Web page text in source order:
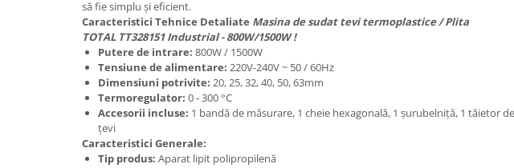
să fie simplu și eficient.
Caracteristici Tehnice Detaliate Masina de sudat tevi termoplastice / Plita
TOTAL TT328151 Industrial - 800W/1500W !
Putere de intrare: 800W / 1500W
Tensiune de alimentare: 220V-240V ~ 50 / 60Hz
Dimensiuni potrivite: 20, 25, 32, 40, 50, 63mm
Termoregulator: 0 - 300 °C
Accesorii incluse: 1 bandă de măsurare, 1 cheie hexagonală, 1 șurubelniță, 1 tăietor de
țevi
Caracteristici Generale:
Tip produs: Aparat lipit polipropilenă